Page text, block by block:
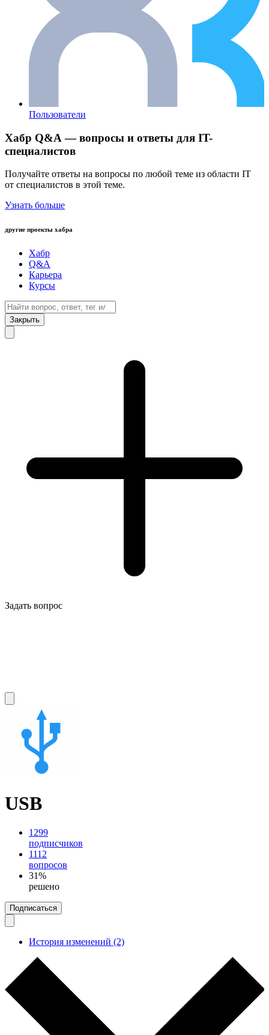
Пользователи
Хабр Q&A — вопросы и ответы для IT-
специалистов
Получайте ответы на вопросы по любой теме из области IT
от специалистов в этой теме.
Узнать больше
другие проекты хабра
Хабр
Q&A
Карьера
Курсы
Закрыть
Задать вопрос
USB
1299
подписчиков
1112
вопросов
31%
решено
Подписаться
История изменений (2)